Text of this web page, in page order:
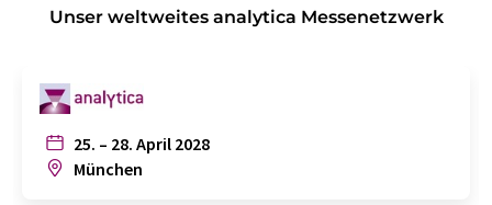
Unser weltweites analytica Messenetzwerk
25. – 28. April 2028
München